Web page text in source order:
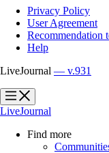
Privacy Policy
User Agreement
Recommendation
Help
LiveJournal — v.931
?
?
LiveJournal
Find more